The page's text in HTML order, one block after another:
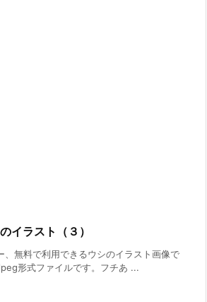
イラスト（３）
、無料で利用できるウシのイラスト画像で
形式ファイルです。フチあ ...